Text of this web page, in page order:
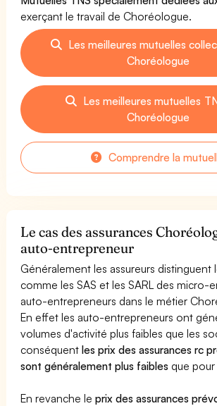
exerçant le travail de Choréologue.
Les meilleures mutuelles
Choréologue
Les meilleures mutuelles
Choréologue
Comprendre la
Le cas des assurances
auto-entrepreneur
Généralement les assureurs distinguent
comme les SAS et les SARL des micro-
auto-entrepreneurs dans le métier
En effet les auto-entrepreneurs ont
volumes d'activité plus faibles que les
conséquentles prix des assurances rc
sont généralement plus faibles que
En revanche leprix des assurances